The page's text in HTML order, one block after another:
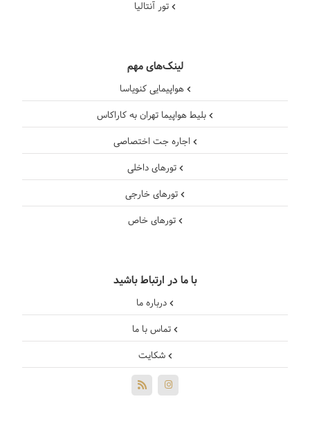
تور آنتالیا
لینک‌های مهم
هواپیمایی کنویاسا
بلیط هواپیما تهران به کاراکاس
اجاره جت اختصاصی
تورهای داخلی
تورهای خارجی
تورهای خاص
با ما در ارتباط باشید
درباره ما
تماس با ما
شکایت